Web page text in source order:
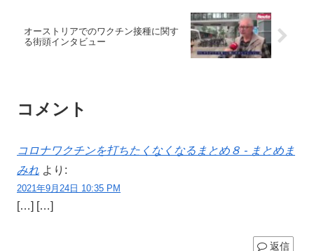
オーストリアでのワクチン接種に関す
る街頭インタビュー
コメント
コロナワクチンを打ちたくなくなるまとめ８ - まとめま
みれ より:
2021年9月24日 10:35 PM
[…] […]
返信